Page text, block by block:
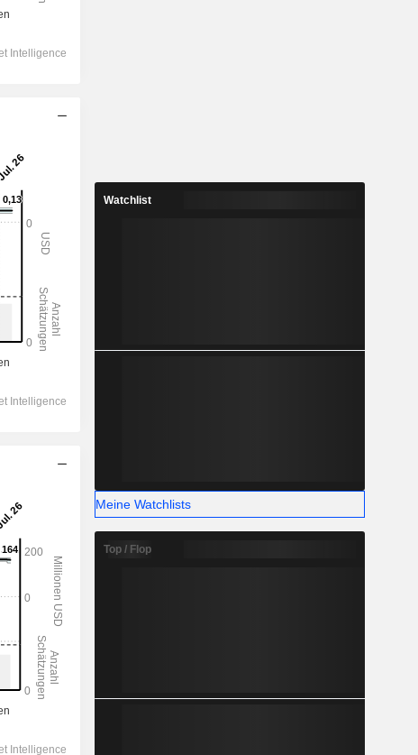
Watchlist
Meine Watchlists
Top / Flop